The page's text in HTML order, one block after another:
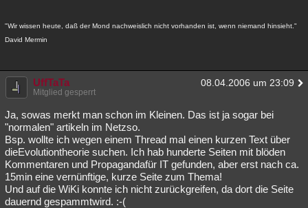
"Wir wissen heute, daß der Mond nachweislich nicht vorhanden ist, wenn niemand hinsieht."
David Mermin
UffTaTa 08.04.2006 um 23:09
Mitglied gesperrt
Ja, sowas merkt man schon im Kleinen. Das ist ja sogar bei
"normalen" artikeln im Netzso.
Bsp. wollte ich wegen einem Thread mal einen kurzen Text über
dieEvolutiontheorie suchen. Ich hab hunderte Seiten mit blöden
Kommentaren und Propagandafür IT gefunden, aber erst nach ca.
15min eine vernünftige, kurze Seite zum Thema!
Und auf die WiKi konnte ich nicht zurückgreifen, da dort die Seite
dauernd gespammtwird. :-(